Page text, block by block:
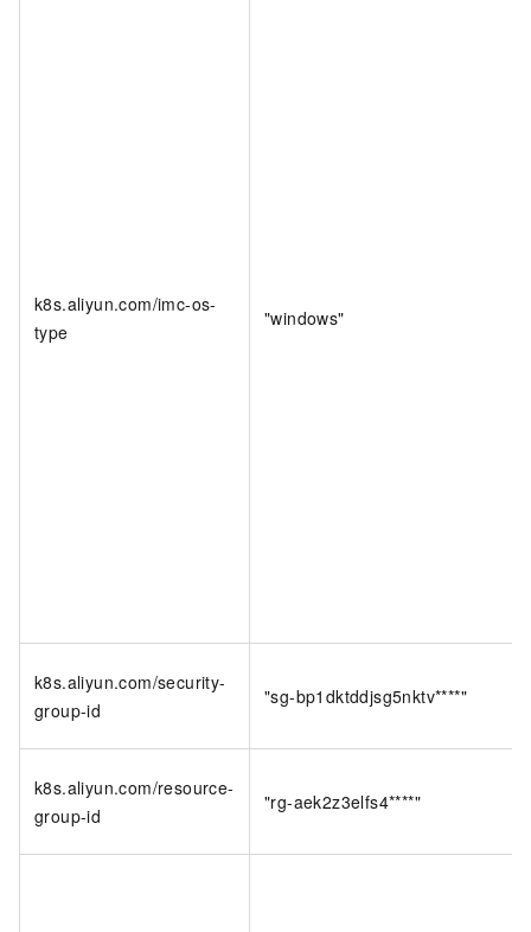
k8s.aliyun.com/imc-os-
type
"windows"
k8s.aliyun.com/security-
group-id
"sg-bp1dktddjsg5nktv****"
k8s.aliyun.com/resource-
group-id
"rg-aek2z3elfs4****"